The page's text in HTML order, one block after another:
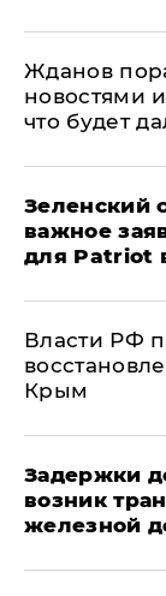
Жданов
новостями
что будет
Зеленский
важное
для Patriot
Власти РФ
Крым
Задержки
возник
железной